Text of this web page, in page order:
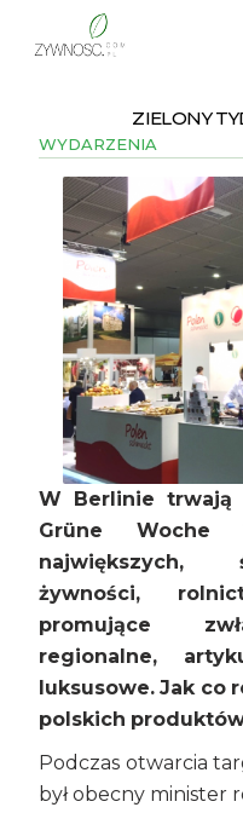
ZIELONY
WYDARZENIA
W Berlinie trwają
Grüne
największych,
żywności,
promujące
regionalne,
luksusowe. Jak co
polskich
Podczas otwarcia
był obecny minister